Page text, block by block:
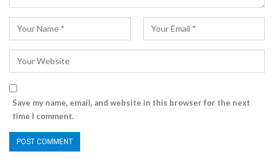
Save my name, email, and website in this browser for the next
time I comment.